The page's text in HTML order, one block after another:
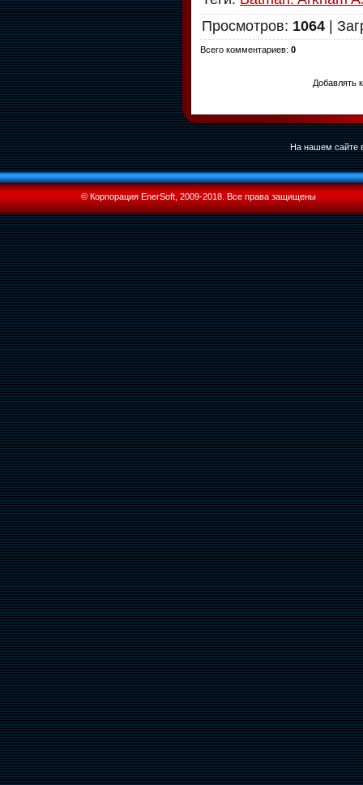
Просмотров: 1064 |
Всего комментариев: 0
Добавлять
На нашем сайте
© Корпорация EnerSoft, 2009-2018. Все права защищены